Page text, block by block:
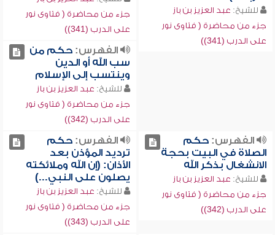
للشيخ: عبد العزيز بن باز
جزء من محاضرة ( فتاوى نور
على الدرب (341))
جزء من محاضرة ( فتاوى نور
على الدرب (341))
الفهرس:حكم من
سب الله أو الدين
وينتسب إلى الإسلام
للشيخ: عبد العزيز بن باز
جزء من محاضرة ( فتاوى نور
على الدرب (342))
الفهرس:حكم
الصلاة في البيت بحجة
الانشغال بذكر الله
للشيخ: عبد العزيز بن باز
جزء من محاضرة ( فتاوى نور
على الدرب (342))
الفهرس:حكم
ترديد المؤذن بعد
الأذان: (إن الله وملائكته
يصلون على النبي...)
للشيخ: عبد العزيز بن باز
جزء من محاضرة ( فتاوى نور
على الدرب (343))